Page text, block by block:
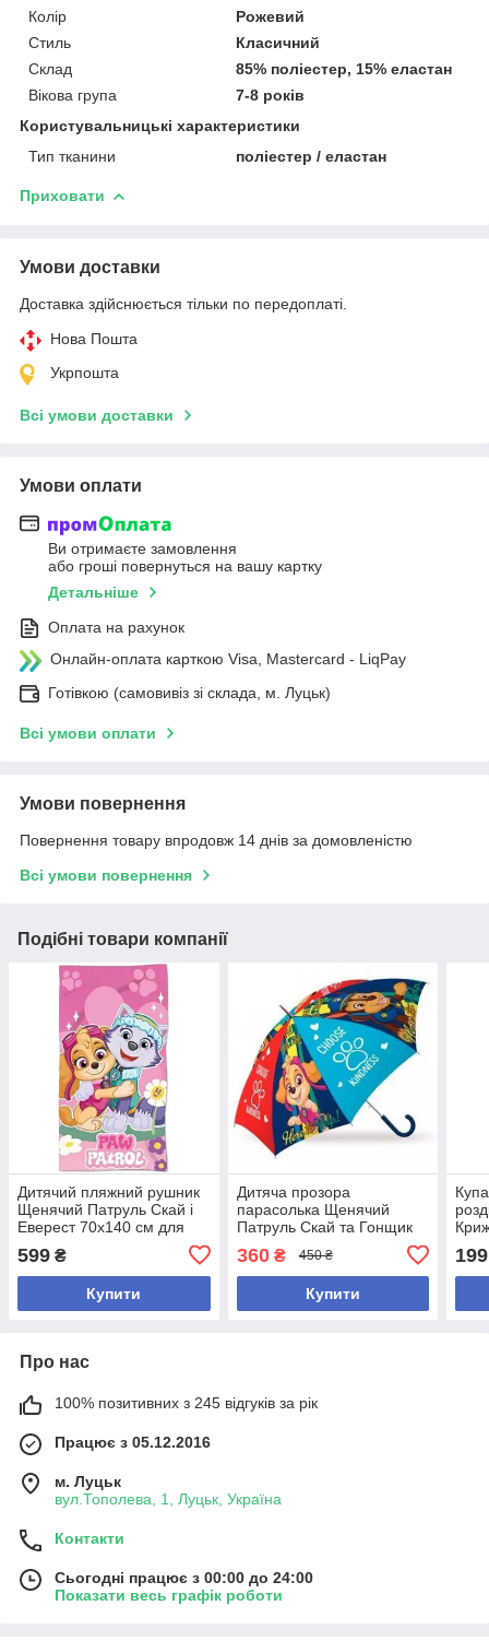
Колір
Рожевий
Стиль
Класичний
Склад
85% поліестер, 15% еластан
Вікова група
7-8 років
Користувальницькі характеристики
Тип тканини
поліестер / еластан
Приховати
Умови доставки
Доставка здійснюється тільки по передоплаті.
Нова Пошта
Укрпошта
Всі умови доставки
Умови оплати
Ви отримаєте замовлення
або гроші повернуться на вашу картку
Детальніше
Оплата на рахунок
Онлайн-оплата карткою Visa, Mastercard - LiqPay
Готівкою (самовивіз зі склада, м. Луцьк)
Всі умови оплати
Умови повернення
Повернення товару впродовж 14 днів за домовленістю
Всі умови повернення
Подібні товари компанії
Дитячий пляжний рушник
Щенячий Патруль Скай і
Еверест 70х140 см для
599 ₴
Купити
Дитяча прозора
парасолька Щенячий
Патруль Скай та Гонщик
360₴ 450 ₴
Купити
199
Про нас
100% позитивних з 245 відгуків за рік
Працює з 05.12.2016
м. Луцьк
вул.Тополева, 1, Луцьк, Україна
Контакти
Сьогодні працює з 00:00 до 24:00
Показати весь графік роботи